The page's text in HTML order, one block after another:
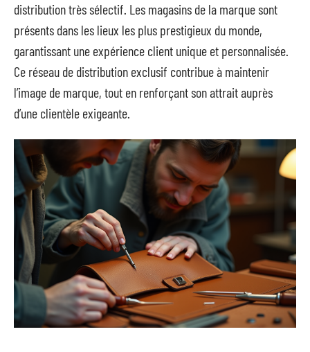
distribution très sélectif. Les magasins de la marque sont
présents dans les lieux les plus prestigieux du monde,
garantissant une expérience client unique et personnalisée.
Ce réseau de distribution exclusif contribue à maintenir
l’image de marque, tout en renforçant son attrait auprès
d’une clientèle exigeante.